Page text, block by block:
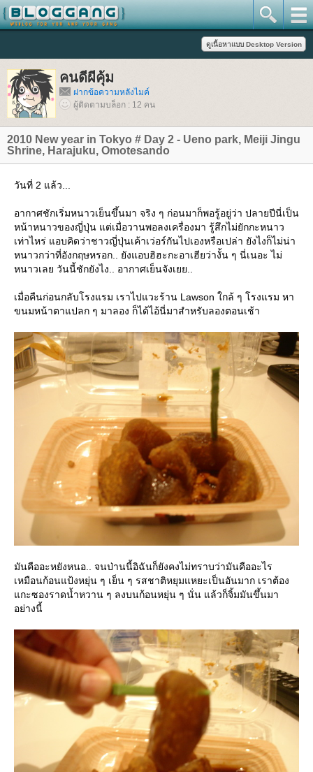
คนดีผีคุ้ม
ฝากข้อความหลังไมค์
ผู้ติดตามบล็อก : 12 คน
2010 New year in Tokyo # Day 2 - Ueno park, Meiji Jingu
Shrine, Harajuku, Omotesando
วันที่ 2 แล้ว...
อากาศชักเริ่มหนาวเย็นขึ้นมา จริง ๆ ก่อนมาก็พอรู้อยู่ว่า ปลายปีนี่เป็น
หน้าหนาวของญี่ปุ่น แต่เมื่อวานพอลงเครื่องมา รู้สึกไม่ยักกะหนาว
เท่าไหร่ แอบคิดว่าชาวญี่ปุ่นเค้าเว่อร์กันไปเองหรือเปล่า ยังไงก็ไม่น่า
หนาวกว่าที่อังกฤษหรอก.. ยังแอบฮิฮะกะอาเฮียว่างั้น ๆ นี่เนอะ ไม่
หนาวเลย วันนี้ชักยังไง.. อากาศเย็นจังเยย..
เมื่อคืนก่อนกลับโรงแรม เราไปแวะร้าน Lawson ใกล้ ๆ โรงแรม หา
ขนมหน้าตาแปลก ๆ มาลอง ก็ได้ไอ้นี่มาสำหรับลองตอนเช้า
มันคืออะหยังหนอ.. จนป่านนี้อิฉันก็ยังคงไม่ทราบว่ามันคืออะไร
เหมือนก้อนแป้งหยุ่น ๆ เย็น ๆ รสชาติหยุมแหยะเป็นอันมาก เราต้อง
กะซองราดน้ำหวาน ๆ ลงบนก้อนหยุ่น ๆ นั่น แล้วก็จิ้มมันขึ้นมา
อย่างนี้